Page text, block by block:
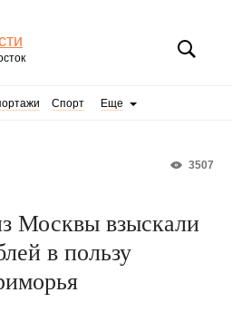
Спорт Еще
3507
Москвы взыскали
в пользу